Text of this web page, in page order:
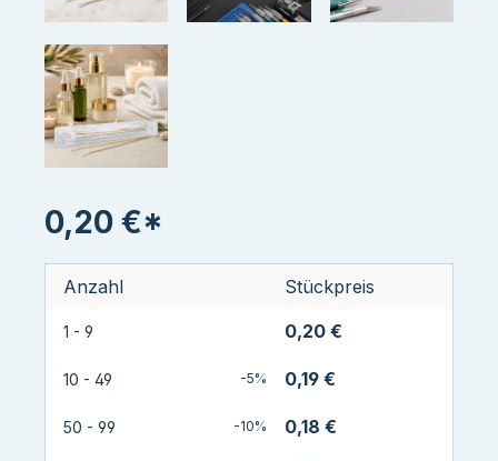
0,20 €*
Anzahl Stückpreis
1 - 9 0,20 €
10 - 49 -5% 0,19 €
50 - 99 -10% 0,18 €